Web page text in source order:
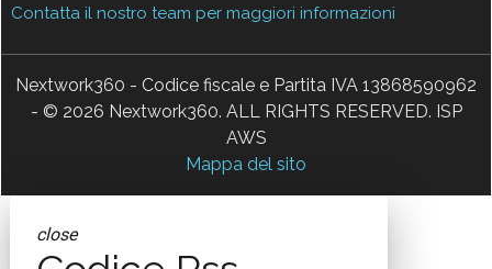
Contatta il nostro team per maggiori informazioni
Nextwork360 - Codice fiscale e Partita IVA 13868590962
- © 2026 Nextwork360. ALL RIGHTS RESERVED. ISP
AWS
Mappa del sito
close